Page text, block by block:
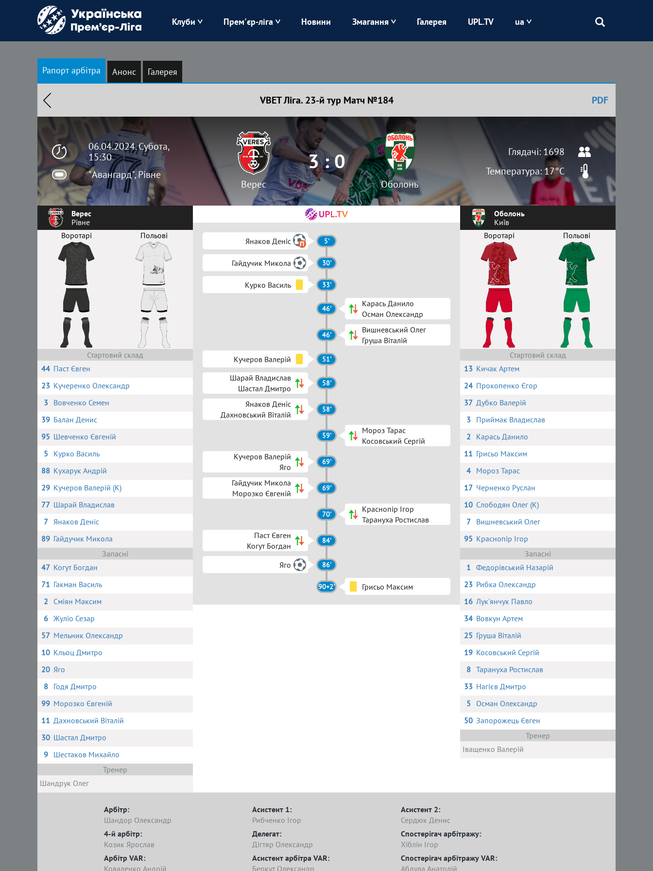
Клуби
Зоря Карпати Колос Кривбас
Полісся Харків Чорноморець
Прем'єр-ліга Новини Змагання Галерея UPL.TV ua
Рапорт арбітра Анонс Галерея
VBET Ліга. 23-й тур Матч №184 PDF
06.04.2024. Субота,
15:30
"Авангард", Рівне
Верес
3 : 0
Оболонь
Глядачі: 1698
Температура: 17°C
Верес
Рівне
Воротарі
Польові
Стартовий склад
44 Паст Євген
23 Кучеренко Олександр
3
Вовченко Семен
39 Балан Денис
95 Шевченко Євгеній
5
Курко Василь
88 Кухарук Андрій
29 Кучеров Валерій (К)
77 Шарай Владислав
7 Янаков Деніс
89 Гайдучик Микола
Запасні
47 Когут Богдан
71 Гакман Василь
2
Сміян Максим
6 Жуліо Сезар
57 Мельник Олександр
10 Кльоц Дмитро
20 Яго
8
Годя Дмитро
99 Морозко Євгеній
11 Дахновський Віталій
30 Шастал Дмитро
9
Шестаков Михайло
Тренер
Шандрук Олег
Янаков Деніс 5'
Гайдучик Микола 30'
Курко Василь 33'
46'
Карась Данило
Осман Олександр
46'
Вишневський Олег
Груша Віталій
Кучеров Валерій
51'
Шарай Владислав
Шастал Дмитро
58'
Янаков Деніс
Дахновський Віталій
58'
59'
Мороз Тарас
Косовський Сергій
Кучеров Валерій
Яго
69'
Гайдучик Микола
Морозко Євгеній
69'
70'
Краснопір Ігор
Тарануха Ростислав
Паст Євген
Когут Богдан
84'
Яго 86'
90+2' Грисьо Максим
Оболонь
Київ
Воротарі
Польові
Стартовий склад
13 Кичак Артем
24 Прокопенко Єгор
37 Дубко Валерій
3
Приймак Владислав
2
Карась Данило
11 Грисьо Максим
4
Мороз Тарас
17 Черненко Руслан
10 Слободян Олег (К)
7
Вишневський Олег
95 Краснопір Ігор
Запасні
1 Федорівський Назарій
23 Рибка Олександр
16 Лук'янчук Павло
34 Вовкун Артем
25 Груша Віталій
19 Косовський Сергій
8 Тарануха Ростислав
33 Нагієв Дмитро
5
Осман Олександр
50 Запорожець Євген
Тренер
Іващенко Валерій
Арбітр:
Шандор Олександр
Асистент 1:
Рибченко Ігор
Асистент 2:
Сердюк Денис
4-й арбітр:
Козик Ярослав
Делегат:
Дігтяр Олександр
Спостерігач арбітражу:
Хіблін Ігор
Арбітр VAR:
Коваленко Андрій
Асистент арбітра VAR:
Беркут Олександр
Спостерігач арбітражу VAR:
Абдула Анатолій